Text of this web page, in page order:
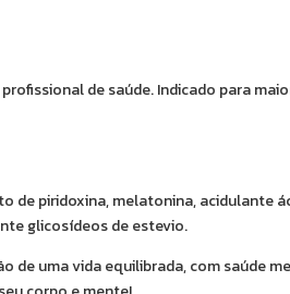
de saúde. Indicado para
de piridoxina, melatonina, acidulante
glicosídeos de estevio.
de uma vida equilibrada, com saúde